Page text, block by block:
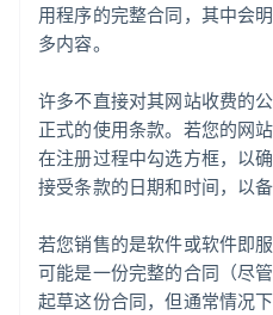
用程序的完整合同，其中会
多内容。
许多不直接对其网站收费的
正式的使用条款。若您的网
在注册过程中勾选方框，以
接受条款的日期和时间，以备
若您销售的是软件或软件即
可能是一份完整的合同（尽
起草这份合同，但通常情况